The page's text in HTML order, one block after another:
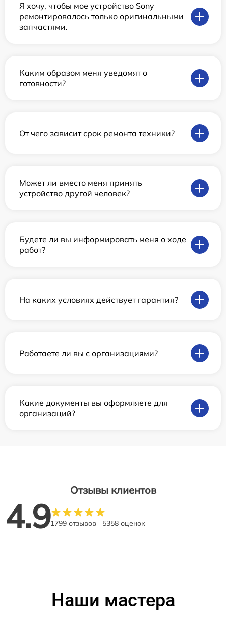
Я хочу, чтобы мое устройство Sony
ремонтировалось только оригинальными
запчастями.
Каким образом меня уведомят о
готовности?
От чего зависит срок ремонта техники?
Может ли вместо меня принять
устройство другой человек?
Будете ли вы информировать меня о ходе
работ?
На каких условиях действует гарантия?
Работаете ли вы с организациями?
Какие документы вы оформляете для
организаций?
Отзывы клиентов
4.91799 отзывов 5358 оценок
Наши мастера